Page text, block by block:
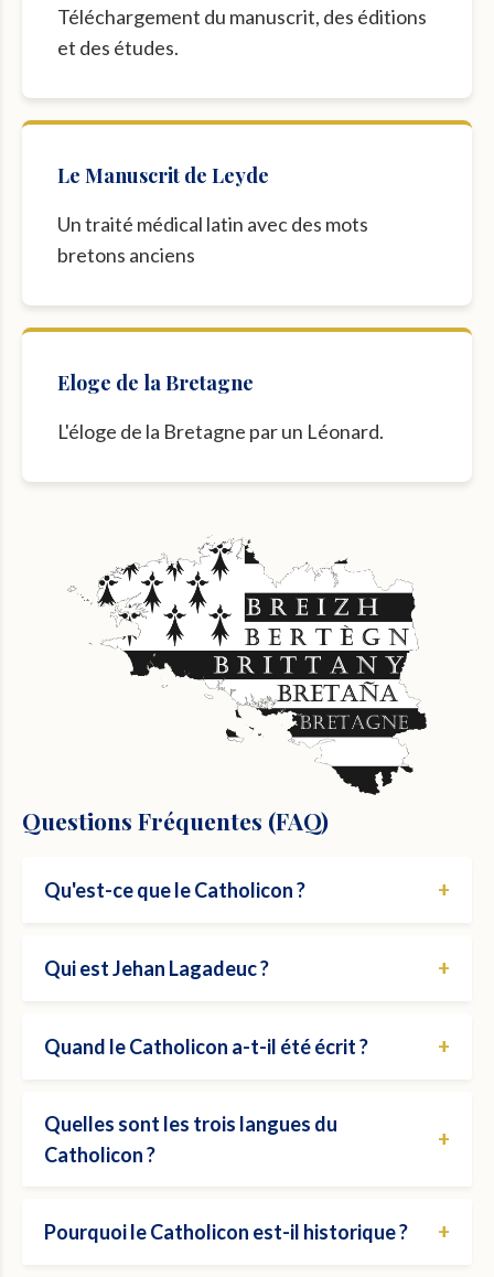
Téléchargement du manuscrit, des éditions
et des études.
Le Manuscrit de Leyde
Un traité médical latin avec des mots
bretons anciens
Eloge de la Bretagne
L'éloge de la Bretagne par un Léonard.
Questions Fréquentes (FAQ)
Qu'est-ce que le Catholicon ? +
Le Catholicon est le premier dictionnaire
trilingue du monde (breton, français, latin),
Qui est Jehan Lagadeuc ? +
Jehan Lagadeuc était un prêtre breton du
diocèse de Tréguier, né au manoir de
Quand le Catholicon a-t-il été écrit ? +
Le manuscrit du Catholicon a été achevé le 16
août 1464.
Quelles sont les trois langues du
Catholicon ?
+
Les trois langues présentes dans le dictionnaire
sont le breton, le français et le latin.
Pourquoi le Catholicon est-il historique ? +